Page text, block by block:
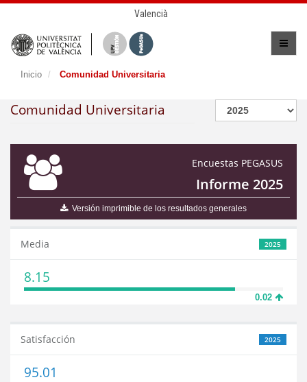
Valencià
Inicio Comunidad Universitaria
Comunidad Universitaria
Encuestas PEGASUS
Informe 2025
Versión imprimible de los resultados generales
2025
Media
8.15
0.02
2025
Satisfacción
95.01